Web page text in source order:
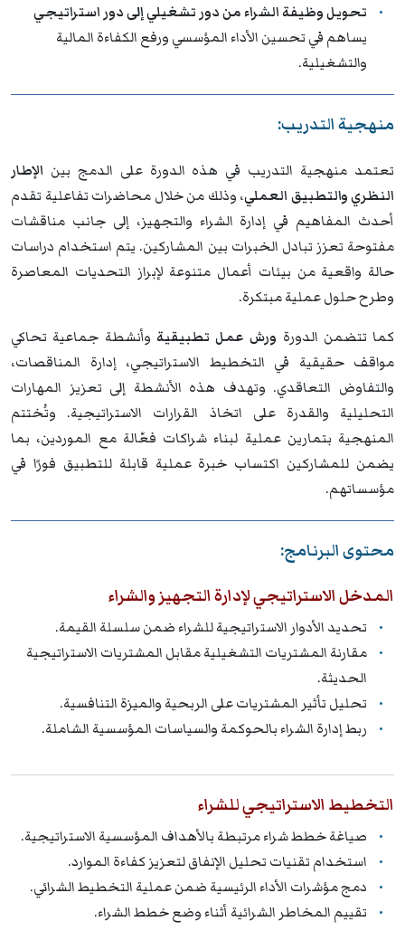
تحويل وظيفة الشراء من دور تشغيلي إلى دور استراتيجي
يساهم في تحسين الأداء المؤسسي ورفع الكفاءة المالية
والتشغيلية.
منهجية التدريب:
تعتمد منهجية التدريب في هذه الدورة على الدمج بين الإطار
النظري والتطبيق العملي، وذلك من خلال محاضرات تفاعلية تقدم
أحدث المفاهيم في إدارة الشراء والتجهيز، إلى جانب مناقشات
مفتوحة تعزز تبادل الخبرات بين المشاركين. يتم استخدام دراسات
حالة واقعية من بيئات أعمال متنوعة لإبراز التحديات المعاصرة
وطرح حلول عملية مبتكرة.
كما تتضمن الدورة ورش عمل تطبيقية وأنشطة جماعية تحاكي
مواقف حقيقية في التخطيط الاستراتيجي، إدارة المناقصات،
والتفاوض التعاقدي. وتهدف هذه الأنشطة إلى تعزيز المهارات
التحليلية والقدرة على اتخاذ القرارات الاستراتيجية. وتُختتم
المنهجية بتمارين عملية لبناء شراكات فعّالة مع الموردين، بما
يضمن للمشاركين اكتساب خبرة عملية قابلة للتطبيق فورًا في
مؤسساتهم.
محتوى البرنامج:
المدخل الاستراتيجي لإدارة التجهيز والشراء
تحديد الأدوار الاستراتيجية للشراء ضمن سلسلة القيمة.
مقارنة المشتريات التشغيلية مقابل المشتريات الاستراتيجية
الحديثة.
تحليل تأثير المشتريات على الربحية والميزة التنافسية.
ربط إدارة الشراء بالحوكمة والسياسات المؤسسية الشاملة.
التخطيط الاستراتيجي للشراء
صياغة خطط شراء مرتبطة بالأهداف المؤسسية الاستراتيجية.
استخدام تقنيات تحليل الإنفاق لتعزيز كفاءة الموارد.
دمج مؤشرات الأداء الرئيسية ضمن عملية التخطيط الشرائي.
تقييم المخاطر الشرائية أثناء وضع خطط الشراء.